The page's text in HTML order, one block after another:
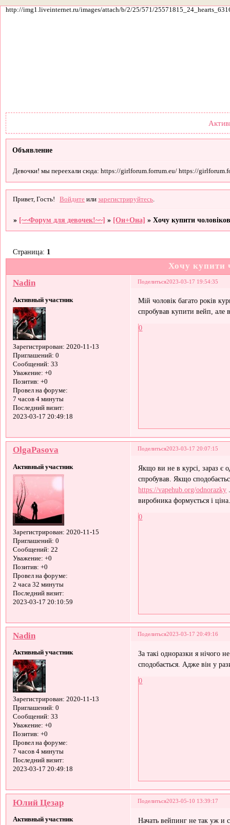
http://img1.liveinternet.ru/images/attach/b/2/25/571/
Объявление
Девочки! мы переехали сюда: https://girlforum.forrum.eu/ https://
Привет, Гость! Войдите илизарегистрируйтесь
» [~~Форум для девочек!~~] » [Он+Она] »Хочу купити
Хочу купити
Страница: 1
Поделиться2023-03-17 19:54:35
Nadin
Активный участник
Зарегистрирован: 2020-11-13
Приглашений: 0
Сообщений: 33
Уважение: +0
Позитив: +0
Провел на форуме:
7 часов 4 минуты
Последний визит:
2023-03-17 20:49:18
Мій чоловік багато років
спробував купити вейп, але
0
Поделиться2023-03-17 20:07:15
OlgaPasova
Активный участник
Зарегистрирован: 2020-11-15
Приглашений: 0
Сообщений: 22
Уважение: +0
Позитив: +0
Провел на форуме:
2 часа 32 минуты
Последний визит:
2023-03-17 20:10:59
Якщо ви не в курсі, зараз є
спробував. Якщо
https://vapehub.org/odnorazky
виробника формується і
0
Поделиться2023-03-17 20:49:16
Nadin
Активный участник
Зарегистрирован: 2020-11-13
Приглашений: 0
Сообщений: 33
Уважение: +0
Позитив: +0
Провел на форуме:
7 часов 4 минуты
Последний визит:
2023-03-17 20:49:18
За такі одноразки я нічого
сподобається. Адже він у
0
Поделиться2023-05-10 13:39:17
Юлий Цезар
Активный участник
Начать вейпинг не так уж и